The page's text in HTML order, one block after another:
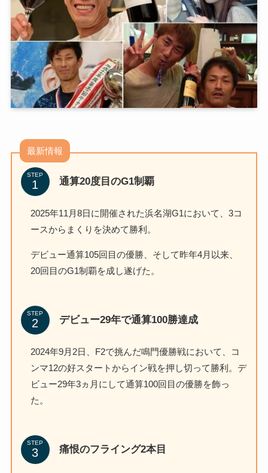
最新情報
STEP
通算20度目のG1制覇
2025年11月8日に開催された浜名湖G1において、3コ
ースからまくりを決めて勝利。
デビュー通算105回目の優勝、そして昨年4月以来、
20回目のG1制覇を成し遂げた。
STEP
デビュー29年で通算100勝達成
2024年9月2日、F2で挑んだ鳴門優勝戦において、コ
ンマ12の好スタートからイン戦を押し切って勝利。デ
ビュー29年3ヵ月にして通算100回目の優勝を飾っ
た。
STEP
痛恨のフライング2本目